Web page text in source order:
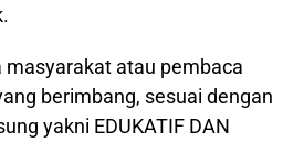
masyarakat atau pembaca
berimbang, sesuai dengan
yakni EDUKATIF DAN